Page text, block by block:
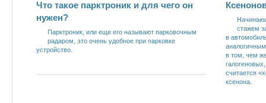
Что такое парктроник и для чего он
нужен?
Парктроник, или еще его называют парковочным
радаром, это очень удобное при парковке
устройство.
стажем
в
в том, чем
считается
ксенона.